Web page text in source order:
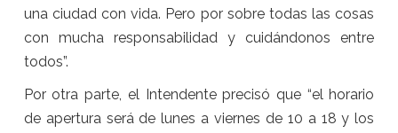
una ciudad con vida. Pero por sobre todas las cosas
con mucha responsabilidad y cuidándonos entre
todos”.
Por otra parte, el Intendente precisó que “el horario
de apertura será de lunes a viernes de 10 a 18 y los